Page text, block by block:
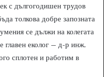
с дългогодишен трудов
толкова добре запозната
се дължи на колегата
главен еколог – д-р инж.
сплотен и работим в